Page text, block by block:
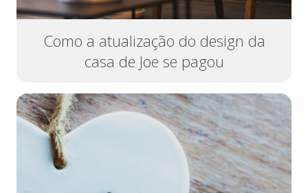
Como a atualização do design da
casa de Joe se pagou